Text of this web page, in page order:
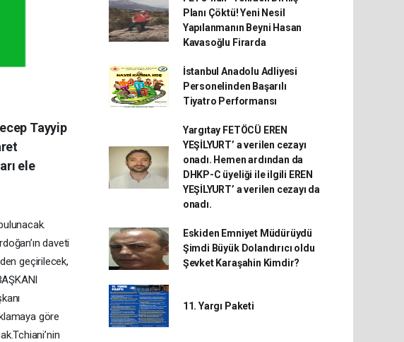
Tayyip
ele
daveti
geçirilecek,
göre
Planı Çöktü! Yeni Nesil
Yapılanmanın Beyni Hasan
Kavasoğlu Firarda
İstanbul Anadolu Adliyesi
Personelinden Başarılı
Tiyatro Performansı
Yargıtay FETÖCÜ EREN
YEŞİLYURT’ a verilen cezayı
onadı. Hemen ardından da
DHKP-C üyeliği ile ilgili EREN
YEŞİLYURT’ a verilen cezayı da
onadı.
Eskiden Emniyet Müdürüydü
Şimdi Büyük Dolandırıcı oldu
Şevket Karaşahin Kimdir?
11. Yargı Paketi